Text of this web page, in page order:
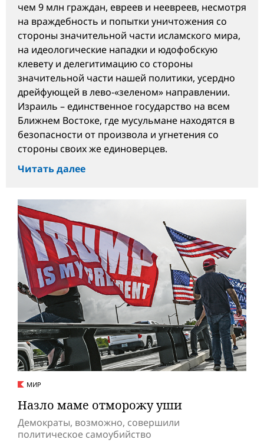
чем 9 млн граждан, евреев и неевреев, несмотря
на враждебность и попытки уничтожения со
стороны значительной части исламского мира,
на идеологические нападки и юдофобскую
клевету и делегитимацию со стороны
значительной части нашей политики, усердно
дрейфующей в лево-«зеленом» направлении.
Израиль – единственное государство на всем
Ближнем Востоке, где мусульмане находятся в
безопасности от произвола и угнетения со
стороны своих же единоверцев.
Читать далее
МИР
Назло маме отморожу уши
Демократы, возможно, совершили
политическое самоубийство